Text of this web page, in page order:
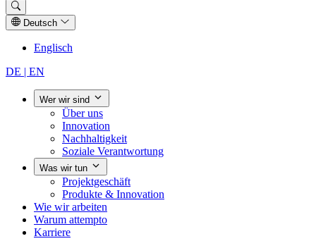
Deutsch
Englisch
DE | EN
Wer wir sind
Über uns
Innovation
Nachhaltigkeit
Soziale Verantwortung
Was wir tun
Projektgeschäft
Produkte & Innovation
Wie wir arbeiten
Warum attempto
Karriere